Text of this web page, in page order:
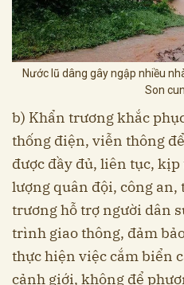
Nước lũ dâng gây ngập nhiều
Son
b) Khẩn trương khắc
thống điện, viễn thông
được đầy đủ, liên tục,
lượng quân đội, công
trương hỗ trợ người dân
trình giao thông, đảm
thực hiện việc cắm biển
cảnh giới, không để